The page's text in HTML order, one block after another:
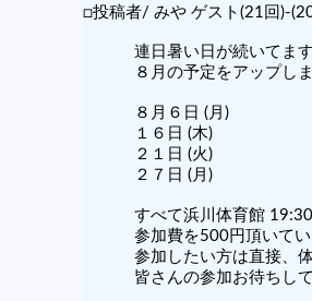
□投稿者/ みや ゲスト(21回)-
連日暑い日が続いてま
８月の予定をアップし
８月６日 (月)
１６日 (木)
２１日 (火)
２７日 (月)
すべて浜川体育館
参加費を500円頂いて
参加したい方は直接、
皆さんの参加お待ちし